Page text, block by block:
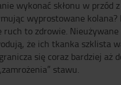
wykonać skłonu w przód
wyprostowane kolana?
ruch to zdrowie.
że ich tkanka szklista
się coraz bardziej aż
stawu.